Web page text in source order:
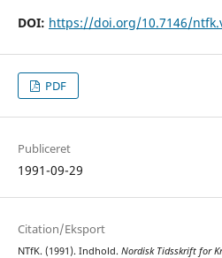
DOI: https://doi.org/10.7146/
PDF
Publiceret
1991-09-29
Citation/Eksport
NTfK. (1991). Indhold. Nordisk Tidsskrift for